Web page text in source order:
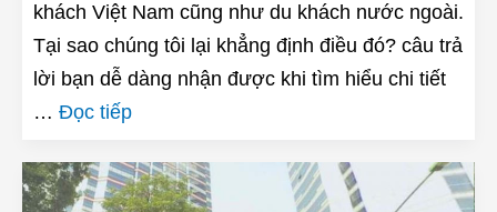
khách Việt Nam cũng như du khách nước ngoài.
Tại sao chúng tôi lại khẳng định điều đó? câu trả
lời bạn dễ dàng nhận được khi tìm hiểu chi tiết
… Đọc tiếp